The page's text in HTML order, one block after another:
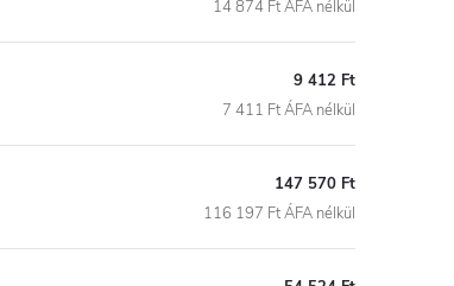
14 874 Ft ÁFA nélkül
9 412 Ft
7 411 Ft ÁFA nélkül
147 570 Ft
116 197 Ft ÁFA nélkül